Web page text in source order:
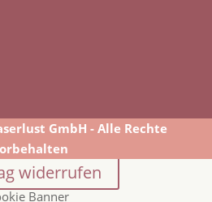
GmbH - Alle Rechte
widerrufen
Banner